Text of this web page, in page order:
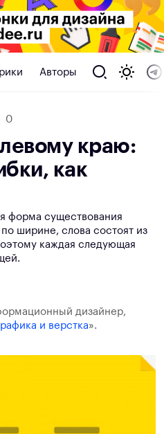
Авторы
0
краю:
как
форма существования
ширине, слова состоят из
каждая следующая
дизайнер,
и верстка».